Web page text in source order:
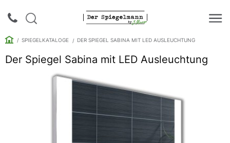
SPIEGELKATALOGE DER SPIEGEL SABINA MIT LED AUSLEUCHTUNG
Der Spiegel Sabina mit LED Ausleuchtung